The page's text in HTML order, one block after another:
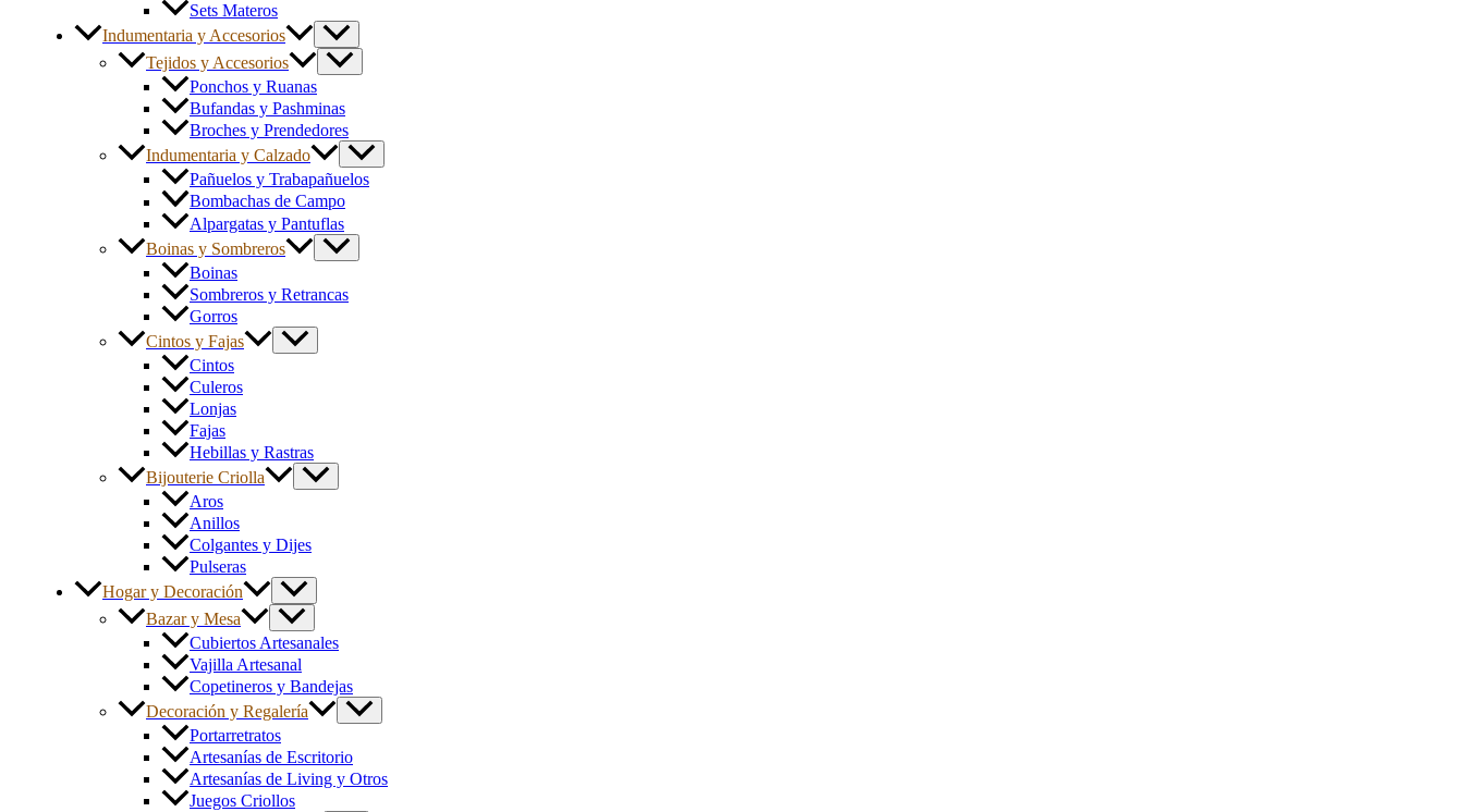
Sets Materos
Indumentaria y Accesorios
Tejidos y Accesorios
Ponchos y Ruanas
Bufandas y Pashminas
Broches y Prendedores
Indumentaria y Calzado
Pañuelos y Trabapañuelos
Bombachas de Campo
Alpargatas y Pantuflas
Boinas y Sombreros
Boinas
Sombreros y Retrancas
Gorros
Cintos y Fajas
Cintos
Culeros
Lonjas
Fajas
Hebillas y Rastras
Bijouterie Criolla
Aros
Anillos
Colgantes y Dijes
Pulseras
Hogar y Decoración
Bazar y Mesa
Cubiertos Artesanales
Vajilla Artesanal
Copetineros y Bandejas
Decoración y Regalería
Portarretratos
Artesanías de Escritorio
Artesanías de Living y Otros
Juegos Criollos